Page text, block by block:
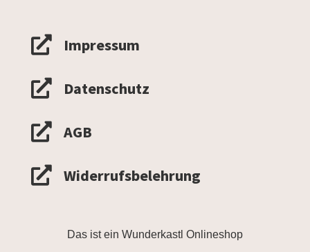
 Impressum
 Datenschutz
 AGB
 Widerrufsbelehrung
Das ist ein Wunderkastl Onlineshop